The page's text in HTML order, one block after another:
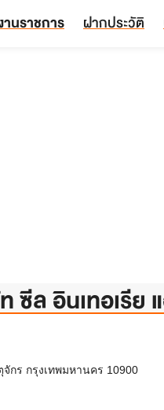
านราชการ ฝากประวัติ
ซีล อินเทอเรี
กร กรุงเทพมหานคร 10900